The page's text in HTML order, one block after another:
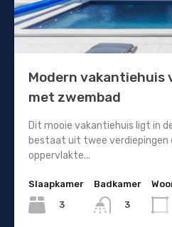
Modern vakantiehuis
met zwembad
Dit mooie vakantiehuis ligt in
bestaat uit twee
oppervlakte...
Slaapkamer
3
Badkamer
3